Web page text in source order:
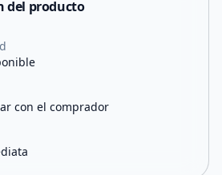
del producto
con el comprador